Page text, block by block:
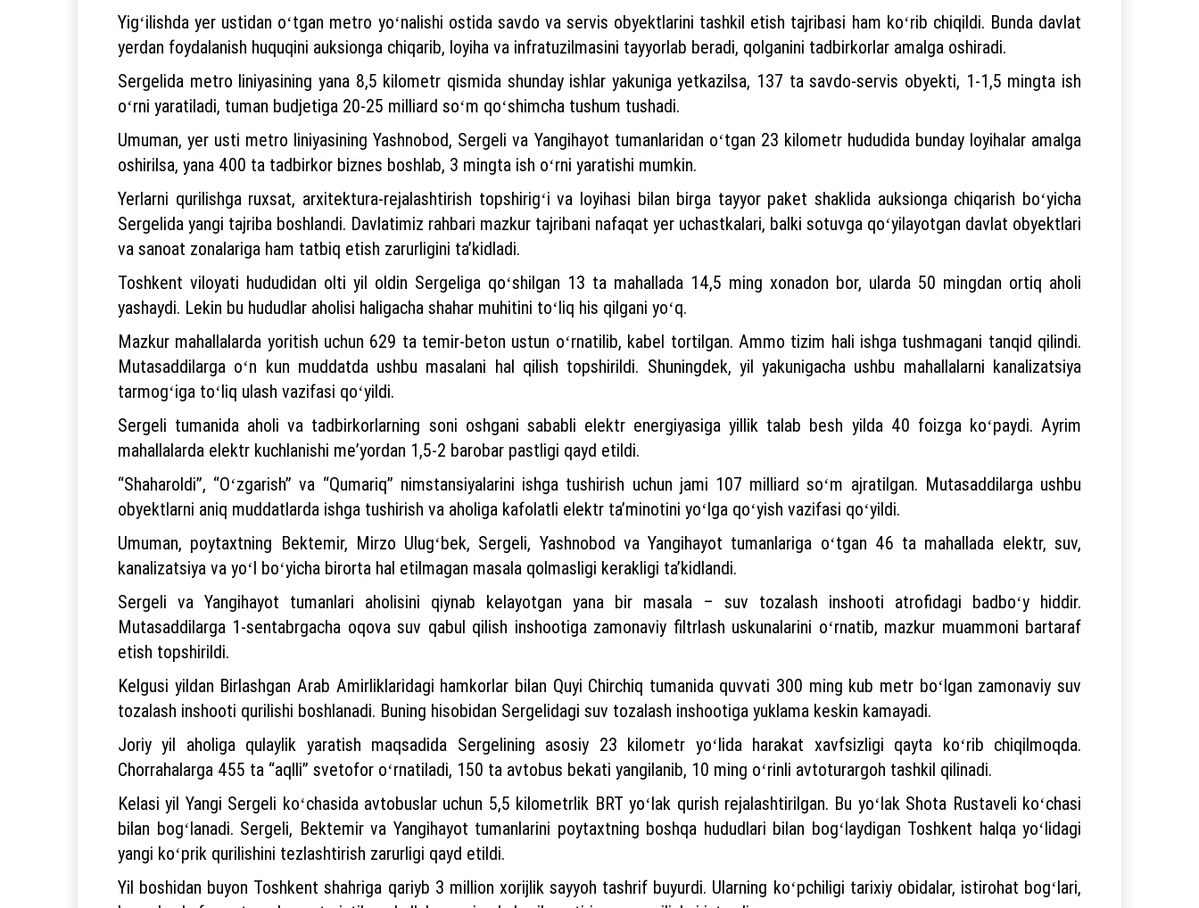
Yigʻilishda yer ustidan oʻtgan metro yoʻnalishi ostida savdo va servis obyektlarini tashkil etish tajribasi ham koʻrib chiqildi. Bunda davlat
yerdan foydalanish huquqini auksionga chiqarib, loyiha va infratuzilmasini tayyorlab beradi, qolganini tadbirkorlar amalga oshiradi.
Sergelida metro liniyasining yana 8,5 kilometr qismida shunday ishlar yakuniga yetkazilsa, 137 ta savdo-servis obyekti, 1-1,5 mingta ish
oʻrni yaratiladi, tuman budjetiga 20-25 milliard soʻm qoʻshimcha tushum tushadi.
Umuman, yer usti metro liniyasining Yashnobod, Sergeli va Yangihayot tumanlaridan oʻtgan 23 kilometr hududida bunday loyihalar amalga
oshirilsa, yana 400 ta tadbirkor biznes boshlab, 3 mingta ish oʻrni yaratishi mumkin.
Yerlarni qurilishga ruxsat, arxitektura-rejalashtirish topshirigʻi va loyihasi bilan birga tayyor paket shaklida auksionga chiqarish boʻyicha
Sergelida yangi tajriba boshlandi. Davlatimiz rahbari mazkur tajribani nafaqat yer uchastkalari, balki sotuvga qoʻyilayotgan davlat obyektlari
va sanoat zonalariga ham tatbiq etish zarurligini taʼkidladi.
Toshkent viloyati hududidan olti yil oldin Sergeliga qoʻshilgan 13 ta mahallada 14,5 ming xonadon bor, ularda 50 mingdan ortiq aholi
yashaydi. Lekin bu hududlar aholisi haligacha shahar muhitini toʻliq his qilgani yoʻq.
Mazkur mahallalarda yoritish uchun 629 ta temir-beton ustun oʻrnatilib, kabel tortilgan. Ammo tizim hali ishga tushmagani tanqid qilindi.
Mutasaddilarga oʻn kun muddatda ushbu masalani hal qilish topshirildi. Shuningdek, yil yakunigacha ushbu mahallalarni kanalizatsiya
tarmogʻiga toʻliq ulash vazifasi qoʻyildi.
Sergeli tumanida aholi va tadbirkorlarning soni oshgani sababli elektr energiyasiga yillik talab besh yilda 40 foizga koʻpaydi. Ayrim
mahallalarda elektr kuchlanishi meʼyordan 1,5-2 barobar pastligi qayd etildi.
“Shaharoldi”, “Oʻzgarish” va “Qumariq” nimstansiyalarini ishga tushirish uchun jami 107 milliard soʻm ajratilgan. Mutasaddilarga ushbu
obyektlarni aniq muddatlarda ishga tushirish va aholiga kafolatli elektr taʼminotini yoʻlga qoʻyish vazifasi qoʻyildi.
Umuman, poytaxtning Bektemir, Mirzo Ulugʻbek, Sergeli, Yashnobod va Yangihayot tumanlariga oʻtgan 46 ta mahallada elektr, suv,
kanalizatsiya va yoʻl boʻyicha birorta hal etilmagan masala qolmasligi kerakligi taʼkidlandi.
Sergeli va Yangihayot tumanlari aholisini qiynab kelayotgan yana bir masala – suv tozalash inshooti atrofidagi badboʻy hiddir.
Mutasaddilarga 1-sentabrgacha oqova suv qabul qilish inshootiga zamonaviy filtrlash uskunalarini oʻrnatib, mazkur muammoni bartaraf
etish topshirildi.
Kelgusi yildan Birlashgan Arab Amirliklaridagi hamkorlar bilan Quyi Chirchiq tumanida quvvati 300 ming kub metr boʻlgan zamonaviy suv
tozalash inshooti qurilishi boshlanadi. Buning hisobidan Sergelidagi suv tozalash inshootiga yuklama keskin kamayadi.
Joriy yil aholiga qulaylik yaratish maqsadida Sergelining asosiy 23 kilometr yoʻlida harakat xavfsizligi qayta koʻrib chiqilmoqda.
Chorrahalarga 455 ta “aqlli” svetofor oʻrnatiladi, 150 ta avtobus bekati yangilanib, 10 ming oʻrinli avtoturargoh tashkil qilinadi.
Kelasi yil Yangi Sergeli koʻchasida avtobuslar uchun 5,5 kilometrlik BRT yoʻlak qurish rejalashtirilgan. Bu yoʻlak Shota Rustaveli koʻchasi
bilan bogʻlanadi. Sergeli, Bektemir va Yangihayot tumanlarini poytaxtning boshqa hududlari bilan bogʻlaydigan Toshkent halqa yoʻlidagi
yangi koʻprik qurilishini tezlashtirish zarurligi qayd etildi.
Yil boshidan buyon Toshkent shahriga qariyb 3 million xorijlik sayyoh tashrif buyurdi. Ularning koʻpchiligi tarixiy obidalar, istirohat bogʻlari,